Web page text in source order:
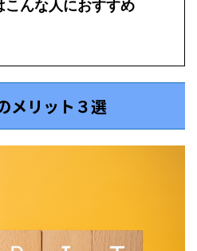
こんな人におすすめ
メリット３選